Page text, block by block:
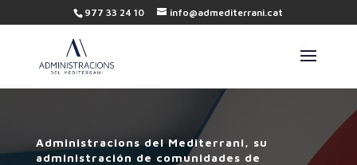
977 33 24 10 info@admediterrani.cat
Administracions del Mediterrani, su
administración de comunidades de